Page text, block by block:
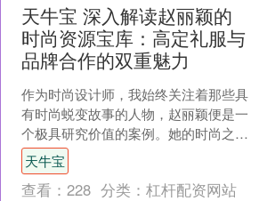
天牛宝 深入解读赵丽颖的
时尚资源宝库：高定礼服与
品牌合作的双重魅力
作为时尚设计师，我始终关注着那些具
有时尚蜕变故事的人物，赵丽颖便是一
个极具研究价值的案例。她的时尚之旅
如同一场精彩的进化论，从早期以甜美
邻家形象亮相，到如今成为....
天牛宝
查看： 228 分类： 杠杆配资网站